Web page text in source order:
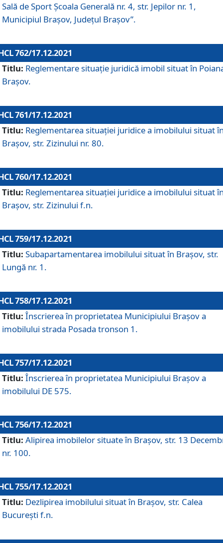
Sală de Sport Școala Generală nr. 4, str. Jepilor nr. 1,
Municipiul Brașov, Județul Brașov”.
762/17.12.2021
Titlu: Reglementare situație juridică imobil situat în
Brașov.
761/17.12.2021
Titlu: Reglementarea situației juridice a imobilului situat
Brașov, str. Zizinului nr. 80.
760/17.12.2021
Titlu: Reglementarea situației juridice a imobilului situat
Brașov, str. Zizinului f.n.
759/17.12.2021
Titlu: Subapartamentarea imobilului situat în Brașov, str.
Lungă nr. 1.
758/17.12.2021
Titlu: Înscrierea în proprietatea Municipiului Brașov a
imobilului strada Posada tronson 1.
757/17.12.2021
Titlu: Înscrierea în proprietatea Municipiului Brașov a
imobilului DE 575.
756/17.12.2021
Titlu: Alipirea imobilelor situate în Brașov, str. 13
nr. 100.
755/17.12.2021
Titlu: Dezlipirea imobilului situat în Brașov, str. Calea
București f.n.